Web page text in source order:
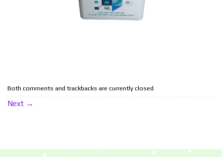
Both comments and trackbacks are currently closed.
Next →